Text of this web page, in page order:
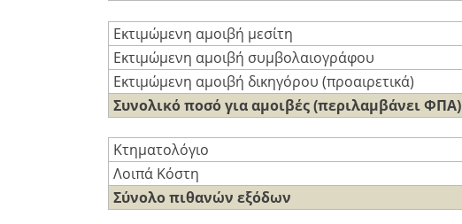
Εκτιμώμενη αμοιβή μεσίτη
Εκτιμώμενη αμοιβή συμβολαιογράφου
Εκτιμώμενη αμοιβή δικηγόρου (προαιρετικά)
Συνολικό ποσό για αμοιβές (περιλαμβάνει ΦΠΑ)
Κτηματολόγιο
Λοιπά Κόστη
Σύνολο πιθανών εξόδων